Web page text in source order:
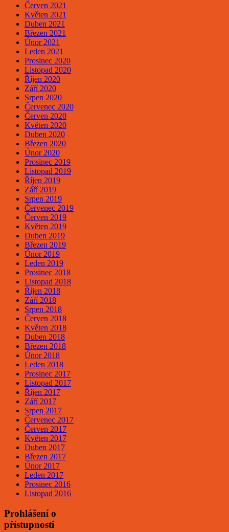
Červen 2021
Květen 2021
Duben 2021
Březen 2021
Únor 2021
Leden 2021
Prosinec 2020
Listopad 2020
Říjen 2020
Září 2020
Srpen 2020
Červenec 2020
Červen 2020
Květen 2020
Duben 2020
Březen 2020
Únor 2020
Prosinec 2019
Listopad 2019
Říjen 2019
Září 2019
Srpen 2019
Červenec 2019
Červen 2019
Květen 2019
Duben 2019
Březen 2019
Únor 2019
Leden 2019
Prosinec 2018
Listopad 2018
Říjen 2018
Září 2018
Srpen 2018
Červen 2018
Květen 2018
Duben 2018
Březen 2018
Únor 2018
Leden 2018
Prosinec 2017
Listopad 2017
Říjen 2017
Září 2017
Srpen 2017
Červenec 2017
Červen 2017
Květen 2017
Duben 2017
Březen 2017
Únor 2017
Leden 2017
Prosinec 2016
Listopad 2016
Prohlášení o
přístupnosti